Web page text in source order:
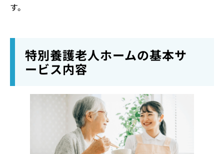
す。
特別養護老人ホームの基本サ
ービス内容